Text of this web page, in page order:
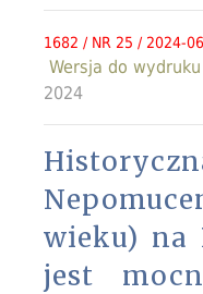
1682 / NR 25 / 2024-
Wersja do wydruku
2024
wieku) na
jest